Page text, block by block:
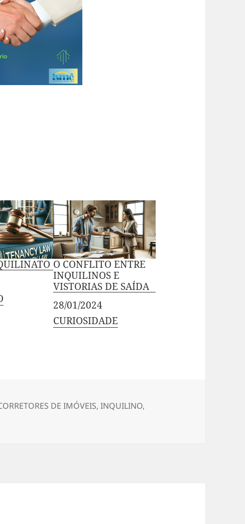
O CONFLITO ENTRE
INQUILINOS E
VISTORIAS DE SAÍDA
Data
28/01/2024
Em relação a
CURIOSIDADE
DE IMÓVEIS,INQUILINO,